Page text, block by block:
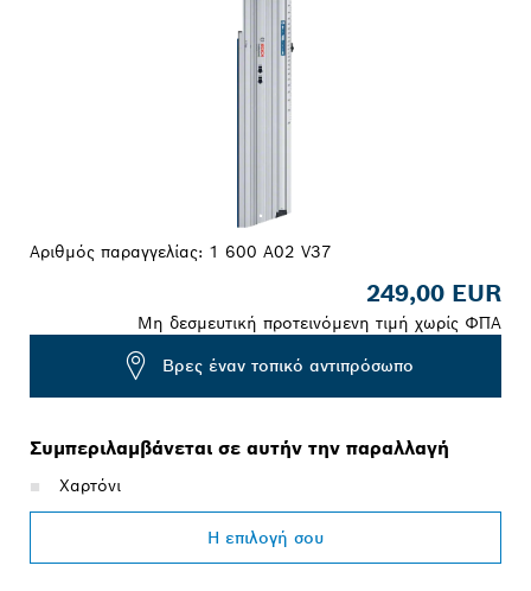
Αριθμός παραγγελίας: 1 600 A02 V37
249,00 EUR
Μη δεσμευτική προτεινόμενη τιμή χωρίς ΦΠΑ
Βρες έναν τοπικό αντιπρόσωπο
Συμπεριλαμβάνεται σε αυτήν την παραλλαγή
Χαρτόνι
Η επιλογή σου